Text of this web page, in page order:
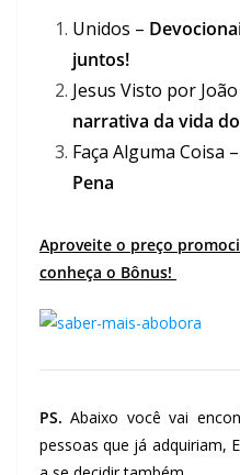
Unidos –
juntos!
Jesus Visto por
narrativa da vida
Faça Alguma Coisa –
Pena
Aproveite o preço
conheça o Bônus!
PS. Abaixo você vai
pessoas que já adquiriam,